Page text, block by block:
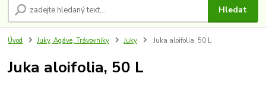
Hledat
Úvod Juky, Agáve, Trávovníky Juky Juka aloifolia, 50 L
Juka aloifolia, 50 L